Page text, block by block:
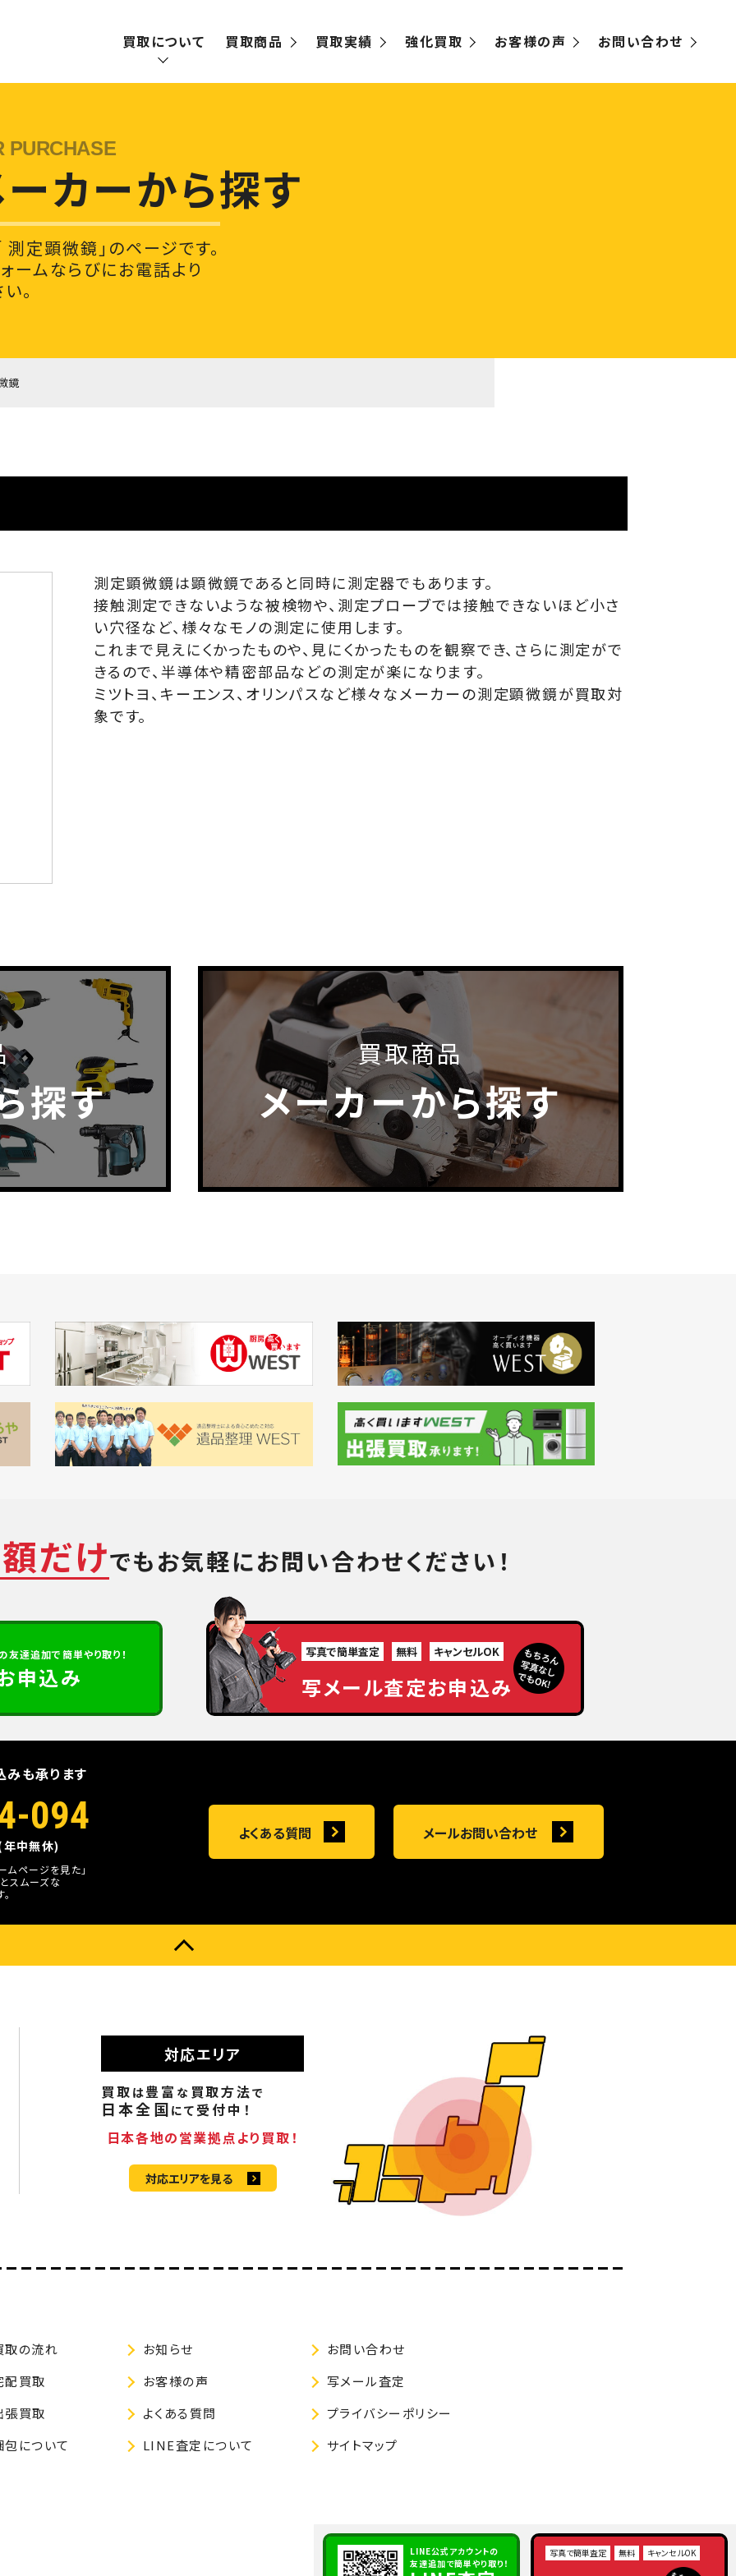
買取について
出張買取
買取商品 買取実績 強化買取 お客様の声 お問い合わせ
ーカーから探す
定顕微鏡」のページです。
ームならびにお電話より
。
鏡
測定顕微鏡は顕微鏡であると同時に測定器でもあります。
接触測定できないような被検物や、測定プローブでは接触できないほど小さ
い穴径など、様々なモノの測定に使用します。
これまで見えにくかったものや、見にくかったものを観察でき、さらに測定がで
きるので、半導体や精密部品などの測定が楽になります。
ミツトヨ、キーエンス、オリンパスなど様々なメーカーの測定顕微鏡が買取対
象です。
探す
買取商品
メーカーから探す
だけでもお気軽にお問い合わせください！
友達追加で簡単やり取り！
申込み
写真で簡単査定 無料 キャンセルOK
写メール査定お申込み
も承ります
094
中無休)
ムページを見た」
スムーズな
よくある質問 メールお問い合わせ
LINE公式アカウントの
友達追加で簡単やり取り！
写真で簡単査定 無料 キャンセルOK
対応エリア
買取 は豊富 な 買取方法で
日本全国 にて 受付中！
日本各地の営業拠点より買取！
対応エリアを見る
取の流れ
配買取
張買取
包について
お知らせ
お客様の声
よくある質問
LINE査定について
お問い合わせ
写メール査定
プライバシーポリシー
サイトマップ